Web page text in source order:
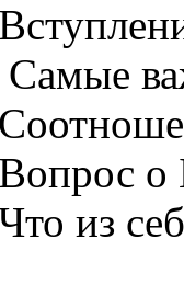
Самые
из